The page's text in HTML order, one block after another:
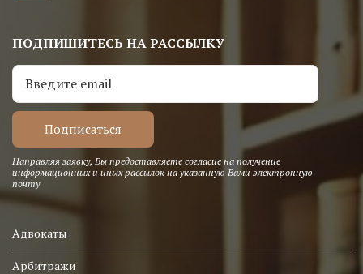
ПОДПИШИТЕСЬ НА РАССЫЛКУ
Направляя заявку, Вы предоставляете согласие на получение
информационных и иных рассылок на указанную Вами электронную
почту
Адвокаты
Арбитражи